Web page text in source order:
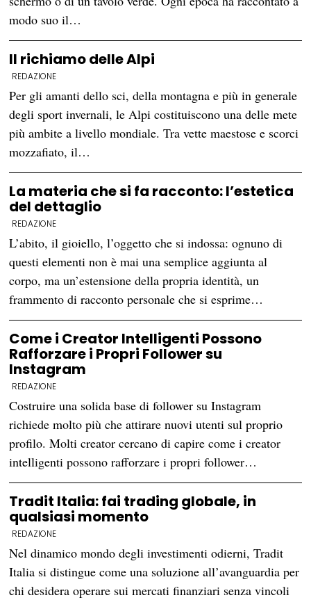
modo suo il…
Il richiamo delle Alpi
REDAZIONE
Per gli amanti dello sci, della montagna e più in generale
degli sport invernali, le Alpi costituiscono una delle mete
più ambite a livello mondiale. Tra vette maestose e scorci
mozzafiato, il…
La materia che si fa racconto: l’estetica
del dettaglio
REDAZIONE
L’abito, il gioiello, l’oggetto che si indossa: ognuno di
questi elementi non è mai una semplice aggiunta al
corpo, ma un’estensione della propria identità, un
frammento di racconto personale che si esprime…
Come i Creator Intelligenti Possono
Rafforzare i Propri Follower su
Instagram
REDAZIONE
Costruire una solida base di follower su Instagram
richiede molto più che attirare nuovi utenti sul proprio
profilo. Molti creator cercano di capire come i creator
intelligenti possono rafforzare i propri follower…
Tradit Italia: fai trading globale, in
qualsiasi momento
REDAZIONE
Nel dinamico mondo degli investimenti odierni, Tradit
Italia si distingue come una soluzione all’avanguardia per
chi desidera operare sui mercati finanziari senza vincoli